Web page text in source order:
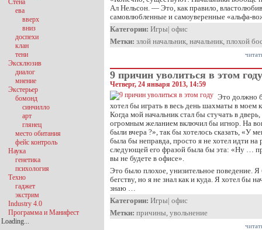
Ал Нельсон. — Это, как правило,
самовлюбленные и самоуверенные «альфа-
Категории: Игры| офис
Метки: злой начальник, начальник, плохой
9 причин уволиться в этом году
Четверг, 24 января 2013, 14:59
Это должно
хотел бы играть в весь день шахматы в моем
Когда мой начальник стал бы стучать в
огромным желанием включил бы игнор. На
были вчера ?», так бы хотелось сказать, «У
была бы неправда, просто я не хотел идти на
следующей его фразой была бы эта: «Ну …
вы не будете в офисе».
Это было плохое, унизительное поведение.
бегству, но я не знал как и куда. Я хотел бы
знаю …
Категории: Игры| офис
Метки: причины, увольнение
Стена
ева
вверх
вниз
доспехи
клан
тени
Эксклюзив
диалог
мнение
Экстерьер
бомонд
синчилло
арт
глянец
место обитания
фейс контроль
Наука
генетика
психология
Техно
гаджет
экстрим
Industry 4.0
Программа и Манифест
Loading...